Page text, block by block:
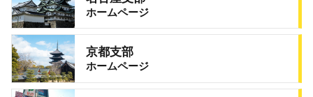
ホームページ
京都支部
ホームページ